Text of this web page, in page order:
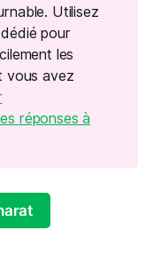
Utilisez
pour
les
vous avez
réponses à